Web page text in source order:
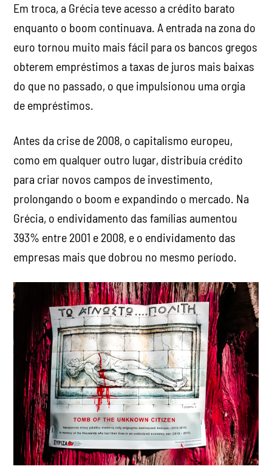
Em troca, a Grécia teve acesso a crédito barato
enquanto o boom continuava. A entrada na zona do
euro tornou muito mais fácil para os bancos gregos
obterem empréstimos a taxas de juros mais baixas
do que no passado, o que impulsionou uma orgia
de empréstimos.
Antes da crise de 2008, o capitalismo europeu,
como em qualquer outro lugar, distribuía crédito
para criar novos campos de investimento,
prolongando o boom e expandindo o mercado. Na
Grécia, o endividamento das famílias aumentou
393% entre 2001 e 2008, e o endividamento das
empresas mais que dobrou no mesmo período.